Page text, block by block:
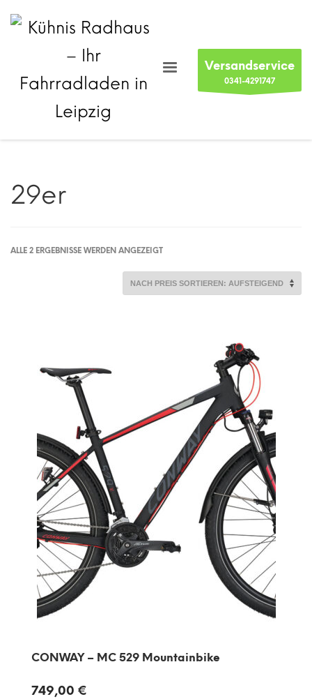
Versandservice
0341-4291747
29er
ALLE 2 ERGEBNISSE WERDEN ANGEZEIGTNACH
AUFSTEIGEND
CONWAY – MC 529 Mountainbike
749,00 €